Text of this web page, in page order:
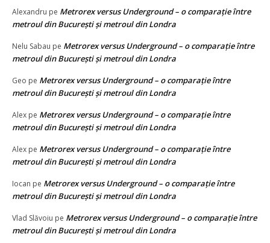
Alexandru pe Metrorex versus Underground – o comparație între
metroul din București și metroul din Londra
Nelu Sabau pe Metrorex versus Underground – o comparație între
metroul din București și metroul din Londra
Geo pe Metrorex versus Underground – o comparație între
metroul din București și metroul din Londra
Alex pe Metrorex versus Underground – o comparație între
metroul din București și metroul din Londra
Alex pe Metrorex versus Underground – o comparație între
metroul din București și metroul din Londra
Iocan pe Metrorex versus Underground – o comparație între
metroul din București și metroul din Londra
Vlad Slăvoiu pe Metrorex versus Underground – o comparație între
metroul din București și metroul din Londra